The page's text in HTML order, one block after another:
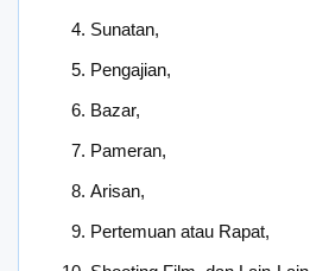
Sunatan,
Pengajian,
Bazar,
Pameran,
Arisan,
Pertemuan atau Rapat,